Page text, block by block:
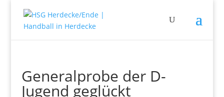
Generalprobe der D-
Jugend geglückt